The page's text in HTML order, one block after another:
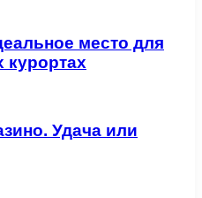
место для
курортах
Удача или